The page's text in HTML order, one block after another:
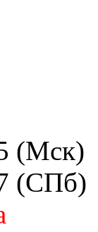
(Мск)
(СПб)